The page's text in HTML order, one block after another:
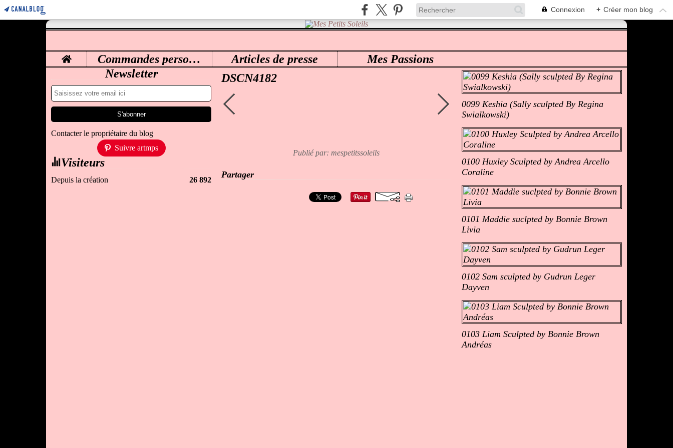
Connexion + Créer mon blog
Home Commandes personnalisées Articles de presse
Mes Passions
Newsletter
Contacter le propriétaire du blog
Suivre artmps
Visiteurs
Depuis la création 26 892
MES PETITS SOLEILS > 40 CORA > DSCN4182
DSCN4182
Publié par: mespetitssoleils
Partager
0099 Keshia (Sally sculpted By Regina
Swialkowski)
0100 Huxley Sculpted by Andrea Arcello
Coraline
0101 Maddie suclpted by Bonnie Brown
Livia
0102 Sam sculpted by Gudrun Leger
Dayven
0103 Liam Sculpted by Bonnie Brown
Andréas